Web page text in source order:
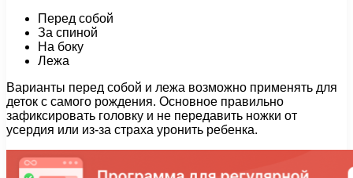
Перед собой
За спиной
На боку
Лежа
Варианты перед собой и лежа возможно применять для
деток с самого рождения. Основное правильно
зафиксировать головку и не передавить ножки от
усердия или из-за страха уронить ребенка.